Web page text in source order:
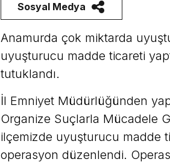
Sosyal Medya
Anamurda çok miktarda
uyuşturucu madde ticareti
tutuklandı.
İl Emniyet Müdürlüğünden
Organize Suçlarla Mücadele
ilçemizde uyuşturucu madde
operasyon düzenlendi.